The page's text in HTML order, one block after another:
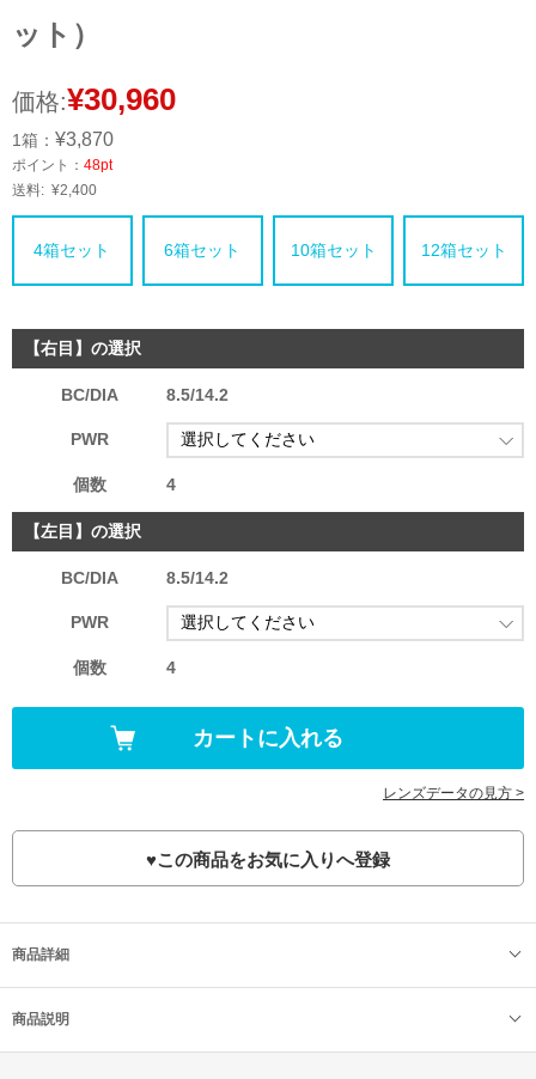
ット）
価格:¥30,960
1箱： ¥3,870
ポイント： 48pt
送料: ¥2,400
4箱セット 6箱セット 10箱セット 12箱セット
【右目】の選択
BC/DIA 8.5/14.2
PWR
個数 4
【左目】の選択
BC/DIA 8.5/14.2
PWR
個数 4
レンズデータの見方 >
♥この商品をお気に入りへ登録
商品詳細
商品説明